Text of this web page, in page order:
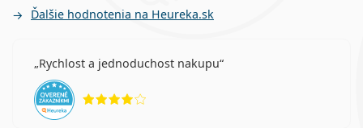
Ďalšie hodnotenia na Heureka.sk
Rychlost a jednoduchost nakupu